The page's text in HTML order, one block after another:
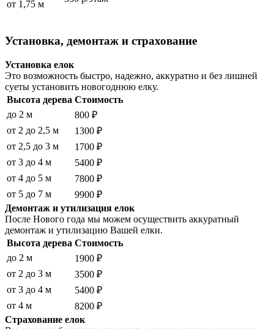
от 1,75 м
Установка, демонтаж и страхование
Установка елок
Это возможность быстро, надежно, аккуратно и без лишней
суеты установить новогоднюю елку.
Высота дерева Стоимость
до 2 м
800 ₽
от 2 до 2,5 м
1300 ₽
от 2,5 до 3 м
1700 ₽
от 3 до 4 м
5400 ₽
от 4 до 5 м
7800 ₽
от 5 до 7 м
9900 ₽
Демонтаж и утилизация елок
После Нового года мы можем осуществить аккуратный
демонтаж и утилизацию Вашей елки.
Высота дерева Стоимость
до 2 м
1900 ₽
от 2 до 3 м
3500 ₽
от 3 до 4 м
5400 ₽
от 4 м
8200 ₽
Страхование елок